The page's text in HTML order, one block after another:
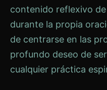
contenido reflexivo
durante la propia
de centrarse en las
profundo deseo de
cualquier práctica